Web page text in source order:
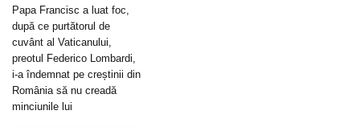
Papa Francisc a luat foc,
după ce purtătorul de
cuvânt al Vaticanului,
preotul Federico Lombardi,
i-a îndemnat pe creștinii din
România să nu creadă
minciunile lui